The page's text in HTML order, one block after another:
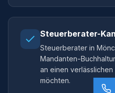
Steuerberater-
Steuerberater in
Mandanten-
an einen
möchten.